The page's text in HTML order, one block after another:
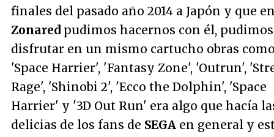
finales del pasado año 2014 a Japón y que
Zonared pudimos hacernos con él, pudimos
disfrutar en un mismo cartucho obras
'Space Harrier', 'Fantasy Zone', 'Outrun',
Rage', 'Shinobi 2', 'Ecco the Dolphin', 'Space
Harrier' y '3D Out Run' era algo que hacía
delicias de los fans de SEGA en general y